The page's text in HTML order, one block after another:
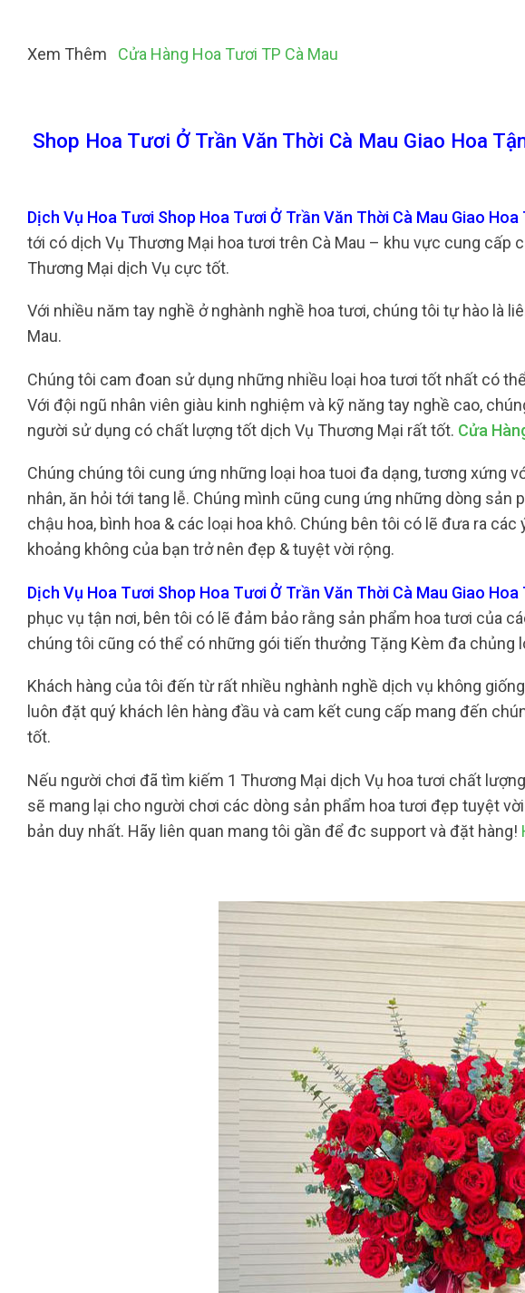
Xem Thêm Cửa Hàng Hoa Tươi TP Cà Mau
Shop Hoa Tươi Ở Trần Văn Thời Cà Mau Giao Hoa
Dịch Vụ Hoa Tươi Shop Hoa Tươi Ở Trần Văn Thời Cà Mau Giao Hoa
tới có dịch Vụ Thương Mại hoa tươi trên Cà Mau – khu vực cung cấp
Thương Mại dịch Vụ cực tốt.
Với nhiều năm tay nghề ở nghành nghề hoa tươi, chúng tôi tự hào là
Mau.
Chúng tôi cam đoan sử dụng những nhiều loại hoa tươi tốt nhất có
Với đội ngũ nhân viên giàu kinh nghiệm và kỹ năng tay nghề cao,
người sử dụng có chất lượng tốt dịch Vụ Thương Mại rất tốt. Cửa
Chúng chúng tôi cung ứng những loại hoa tuoi đa dạng, tương xứng
nhân, ăn hỏi tới tang lễ. Chúng mình cũng cung ứng những dòng sản
chậu hoa, bình hoa & các loại hoa khô. Chúng bên tôi có lẽ đưa ra
khoảng không của bạn trở nên đẹp & tuyệt vời rộng.
Dịch Vụ Hoa Tươi Shop Hoa Tươi Ở Trần Văn Thời Cà Mau Giao Hoa
phục vụ tận nơi, bên tôi có lẽ đảm bảo rằng sản phẩm hoa tươi của
chúng tôi cũng có thể có những gói tiến thưởng Tặng Kèm đa chủng
Khách hàng của tôi đến từ rất nhiều nghành nghề dịch vụ không
luôn đặt quý khách lên hàng đầu và cam kết cung cấp mang đến
tốt.
Nếu người chơi đã tìm kiếm 1 Thương Mại dịch Vụ hoa tươi chất
sẽ mang lại cho người chơi các dòng sản phẩm hoa tươi đẹp tuyệt
bản duy nhất. Hãy liên quan mang tôi gần để đc support và đặt hàng!